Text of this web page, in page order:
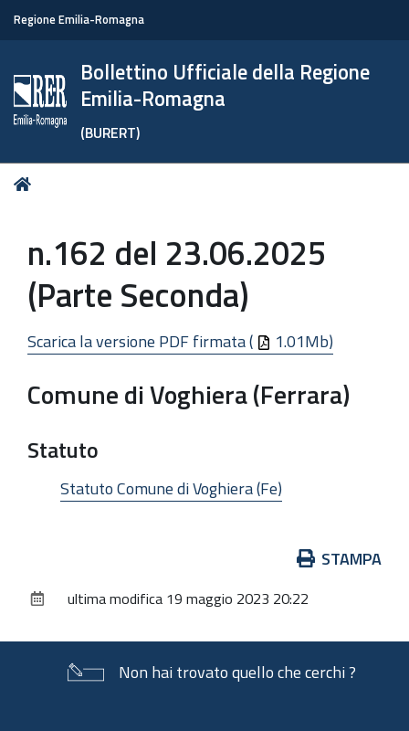
Regione Emilia-Romagna
Bollettino Ufficiale della Regione
Emilia-Romagna
(BURERT)
Tu
n.162 del 23.06.2025
(Parte Seconda)
Scarica la versione PDF firmata ( 1.01Mb)
Comune di Voghiera (Ferrara)
Statuto
Statuto Comune di Voghiera (Fe)
documento
STAMPA
ultima modifica 19 maggio 2023 20:22
Non hai trovato quello che cerchi ?